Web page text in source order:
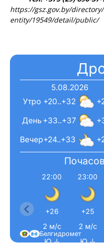
https://gsz.gov.by/
entity/19549/detail/public/
5.08.2026
+20..+32
+33..+37
+24..+33
Вечер
День
Утро
22:00
+26
2 м/с
Ю ↓
23:00
+25
2 м/с
Ю ↓
Белгидромет